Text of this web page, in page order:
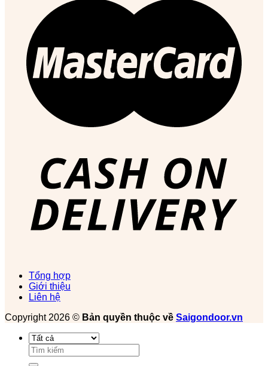
Tổng hợp
Giới thiệu
Liên hệ
Copyright 2026 © Bản quyền thuộc về Saigondoor.vn
Tìm
kiếm: